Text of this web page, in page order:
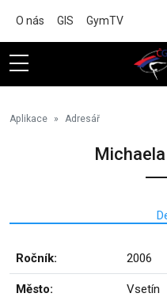
O nás GIS GymTV
Aplikace Adresář
Ročník: 2006
Město: Vsetín